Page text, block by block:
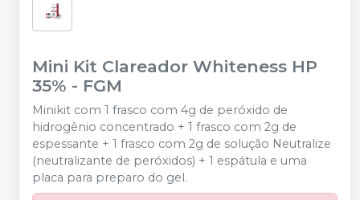
Mini Kit Clareador Whiteness HP
35% - FGM
Minikit com 1 frasco com 4g de peróxido de
hidrogênio concentrado + 1 frasco com 2g de
espessante + 1 frasco com 2g de solução Neutralize
(neutralizante de peróxidos) + 1 espátula e uma
placa para preparo do gel.